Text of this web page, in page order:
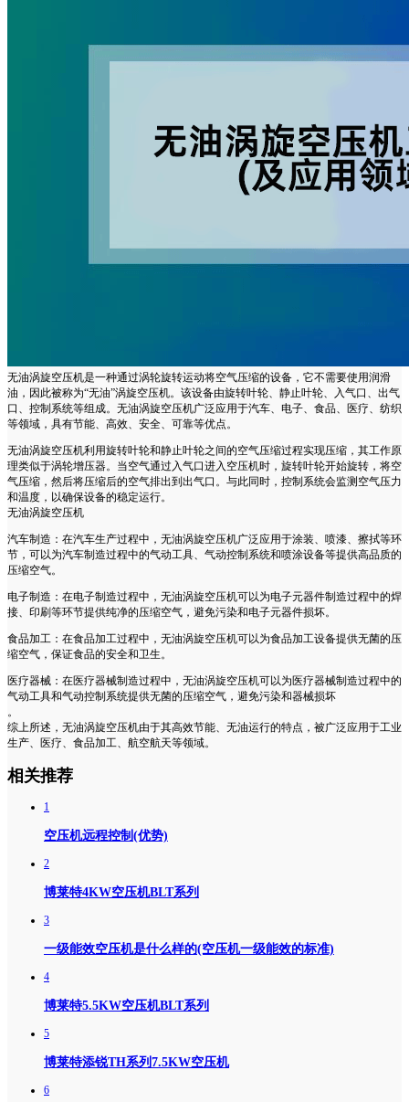
无油涡旋空压机是一种通过涡轮旋转运动将空气压缩的设备，它不需要使用润滑
油，因此被称为“无油”涡旋空压机。该设备由旋转叶轮、静止叶轮、入气口、出气
口、控制系统等组成。无油涡旋空压机广泛应用于汽车、电子、食品、医疗、纺织
等领域，具有节能、高效、安全、可靠等优点。
无油涡旋空压机利用旋转叶轮和静止叶轮之间的空气压缩过程实现压缩，其工作原
理类似于涡轮增压器。当空气通过入气口进入空压机时，旋转叶轮开始旋转，将空
气压缩，然后将压缩后的空气排出到出气口。与此同时，控制系统会监测空气压力
和温度，以确保设备的稳定运行。
无油涡旋空压机
汽车制造：在汽车生产过程中，无油涡旋空压机广泛应用于涂装、喷漆、擦拭等环
节，可以为汽车制造过程中的气动工具、气动控制系统和喷涂设备等提供高品质的
压缩空气。
电子制造：在电子制造过程中，无油涡旋空压机可以为电子元器件制造过程中的焊
接、印刷等环节提供纯净的压缩空气，避免污染和电子元器件损坏。
食品加工：在食品加工过程中，无油涡旋空压机可以为食品加工设备提供无菌的压
缩空气，保证食品的安全和卫生。
医疗器械：在医疗器械制造过程中，无油涡旋空压机可以为医疗器械制造过程中的
气动工具和气动控制系统提供无菌的压缩空气，避免污染和器械损坏
。
综上所述，无油涡旋空压机由于其高效节能、无油运行的特点，被广泛应用于工业
生产、医疗、食品加工、航空航天等领域。
相关推荐
1
空压机远程控制(优势)
2
博莱特4KW空压机BLT系列
3
一级能效空压机是什么样的(空压机一级能效的标准)
4
博莱特5.5KW空压机BLT系列
5
博莱特添锐TH系列7.5KW空压机
6